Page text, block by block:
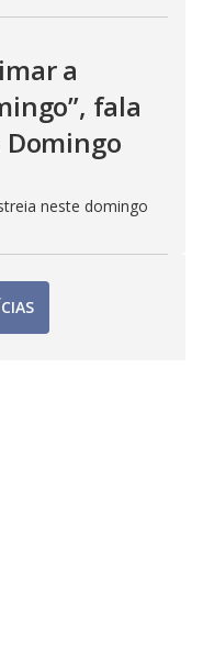
a
fala
Domingo
neste domingo